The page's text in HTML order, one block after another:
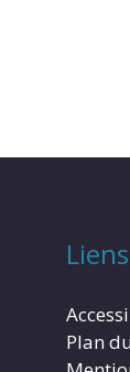
Liens
Plan